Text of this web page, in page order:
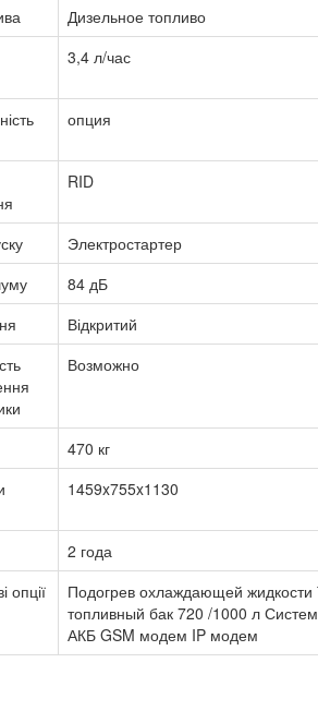
Дизельное топливо
3,4 л/час
опция
RID
Электростартер
84 дБ
Відкритий
Возможно
470 кг
1459x755x1130
2 года
опції
Подогрев охлаждающей жидкости
топливный бак 720 /1000 л
АКБ GSM модем IP модем